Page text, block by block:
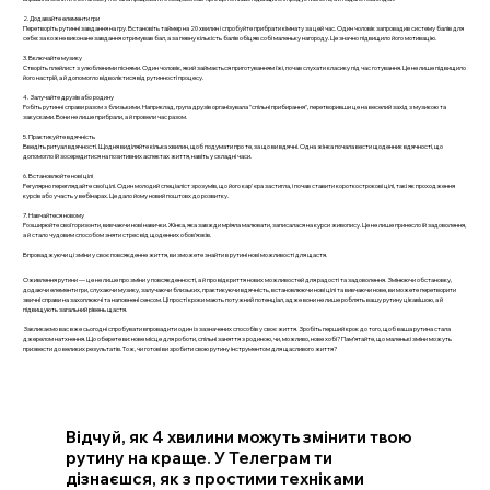
2. Додавайте елементи гри
Перетворіть рутинні завдання на гру. Встановіть таймер на 20 хвилин і спробуйте прибрати кімнату за цей час. Один чоловік запровадив систему балів для
себе: за кожне виконане завдання отримував бал, а за певну кількість балів обіцяв собі маленьку нагороду. Це значно підвищило його мотивацію.
3. Включайте музику
Створіть плейлист з улюбленими піснями. Один чоловік, який займається приготуванням їжі, почав слухати класику під час готування. Це не лише підвищило
його настрій, а й допомогло відволіктися від рутинності процесу.
4. Залучайте друзів або родину
Робіть рутинні справи разом з близькими. Наприклад, група друзів організувала "спільні прибирання", перетворивши це на веселий захід з музикою та
закусками. Вони не лише прибрали, а й провели час разом.
5. Практикуйте вдячність
Введіть ритуал вдячності. Щодня виділяйте кілька хвилин, щоб подумати про те, за що ви вдячні. Одна жінка почала вести щоденник вдячності, що
допомогло їй зосередитися на позитивних аспектах життя, навіть у складні часи.
6. Встановлюйте нові цілі
Регулярно переглядайте свої цілі. Один молодий спеціаліст зрозумів, що його кар'єра застигла, і почав ставити короткострокові цілі, такі як проходження
курсів або участь у вебінарах. Це дало йому новий поштовх до розвитку.
7. Навчайтеся новому
Розширюйте свої горизонти, вивчаючи нові навички. Жінка, яка завжди мріяла малювати, записалася на курси живопису. Це не лише принесло їй задоволення,
а й стало чудовим способом зняти стрес від щоденних обов’язків.
Впроваджуючи ці зміни у своє повсякденне життя, ви зможете знайти в рутині нові можливості для щастя.
Оживлення рутини — це не лише про зміни у повсякденності, а й про відкриття нових можливостей для радості та задоволення. Змінюючи обстановку,
додаючи елементи гри, слухаючи музику, залучаючи близьких, практикуючи вдячність, встановлюючи нові цілі та вивчаючи нове, ви можете перетворити
звичні справи на захоплюючі та наповнені сенсом. Ці прості кроки мають потужний потенціал, адже вони не лише роблять вашу рутину цікавішою, а й
підвищують загальний рівень щастя.
Закликаємо вас вже сьогодні спробувати впровадити один із зазначених способів у своє життя. Зробіть перший крок до того, щоб ваша рутина стала
джерелом натхнення. Що оберете ви: нове місце для роботи, спільні заняття з родиною, чи, можливо, нове хобі? Пам’ятайте, що маленькі зміни можуть
призвести до великих результатів. Тож, чи готові ви зробити свою рутину інструментом для щасливого життя?
Відчуй, як 4 хвилини можуть змінити твою
рутину на краще. У Телеграм ти
дізнаєшся, як з простими техніками